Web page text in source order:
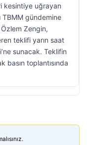
kesintiye uğrayan
gündemine
Özlem Zengin,
teklifi yarın saat
sunacak. Teklifin
basın toplantısında